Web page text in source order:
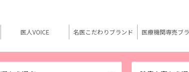
医人VOICE 名医こだわりブランド 医療機関専売ブ